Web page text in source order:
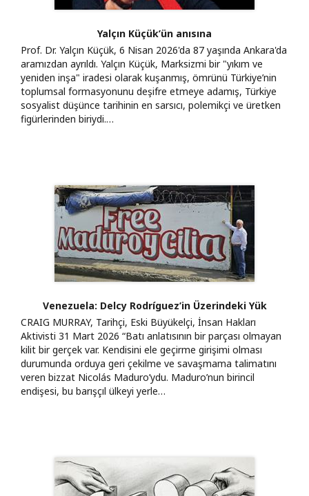
Yalçın Küçük’ün anısına
Prof. Dr. Yalçın Küçük, 6 Nisan 2026'da 87 yaşında Ankara'da
aramızdan ayrıldı. Yalçın Küçük, Marksizmi bir "yıkım ve
yeniden inşa" iradesi olarak kuşanmış, ömrünü Türkiye’nin
toplumsal formasyonunu deşifre etmeye adamış, Türkiye
sosyalist düşünce tarihinin en sarsıcı, polemikçi ve üretken
figürlerinden biriydi.…
Venezuela: Delcy Rodríguez’in Üzerindeki Yük
CRAIG MURRAY, Tarihçi, Eski Büyükelçi, İnsan Hakları
Aktivisti 31 Mart 2026 “Batı anlatısının bir parçası olmayan
kilit bir gerçek var. Kendisini ele geçirme girişimi olması
durumunda orduya geri çekilme ve savaşmama talimatını
veren bizzat Nicolás Maduro’ydu. Maduro’nun birincil
endişesi, bu barışçıl ülkeyi yerle…